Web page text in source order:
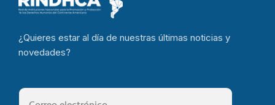
¿Quieres estar al día de nuestras últimas noticias y
novedades?